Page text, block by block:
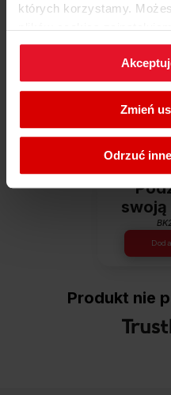
których korzystamy.
plików cookies
klikającZmień ustawienia.
W każdej chwili możesz
ustawienia plików cookies
Zmień
Odrzuć
Potrzebujesz porady?
różnego rodzaju
naszego świata inspiracji -
może Cię zainteresować!
Dowiedz się więcej
swoją
Produkt nie